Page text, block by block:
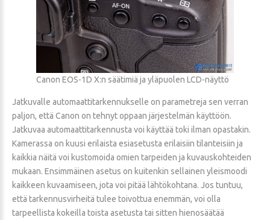
Canon EOS-1D X:n säätimiä ja yläpuolen LCD-näyttö
Jatkuvalle automaattitarkennukselle on parametreja sen verran
paljon, että Canon on tehnyt oppaan järjestelmän käyttöön.
Jatkuvaa automaattitarkennusta voi käyttää toki ilman opastakin.
Kamerassa on kuusi erilaista esiasetusta erilaisiin tilanteisiin ja
kaikkia näitä voi kustomoida omien tarpeiden ja kuvauskohteiden
mukaan. Ensimmäinen asetus on kuitenkin sellainen yleismoodi
kaikkeen kuvaamiseen, jota voi pitää lähtökohtana. Jos tuntuu,
että tarkennusvirheitä tulee toivottua enemmän, voi olla
tarpeellista kokeilla toista asetusta tai sitten hienosäätää